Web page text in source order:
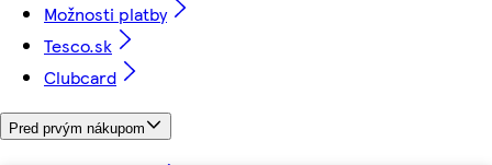
Možnosti platby
Tesco.sk
Clubcard
Pred prvým nákupom